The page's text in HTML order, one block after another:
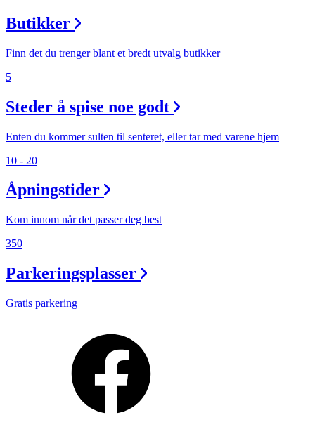
Gavekort
Finn frem
Butikker
Finn det du trenger blant et bredt utvalg butikker
5
Steder å spise noe godt
Enten du kommer sulten til senteret, eller tar med varene hjem
10 - 20
Åpningstider
Kom innom når det passer deg best
350
Parkeringsplasser
Gratis parkering